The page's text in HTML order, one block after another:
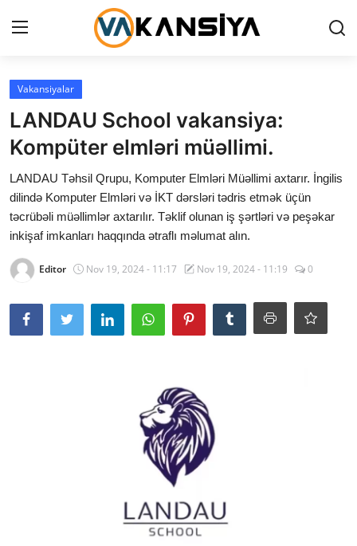
Login
Maliyyə
Əlaqə
Xəbərlər
AZ
Vakansiyalar
LANDAU School vakansiya:
Kompüter elmləri müəllimi.
LANDAU Təhsil Qrupu, Komputer Elmləri Müəllimi axtarır. İngilis
dilində Komputer Elmləri və İKT dərsləri tədris etmək üçün
təcrübəli müəllimlər axtarılır. Təklif olunan iş şərtləri və peşəkar
inkişaf imkanları haqqında ətraflı məlumat alın.
Editor Nov 19, 2024 - 11:17 Nov 19, 2024 - 11:19 0